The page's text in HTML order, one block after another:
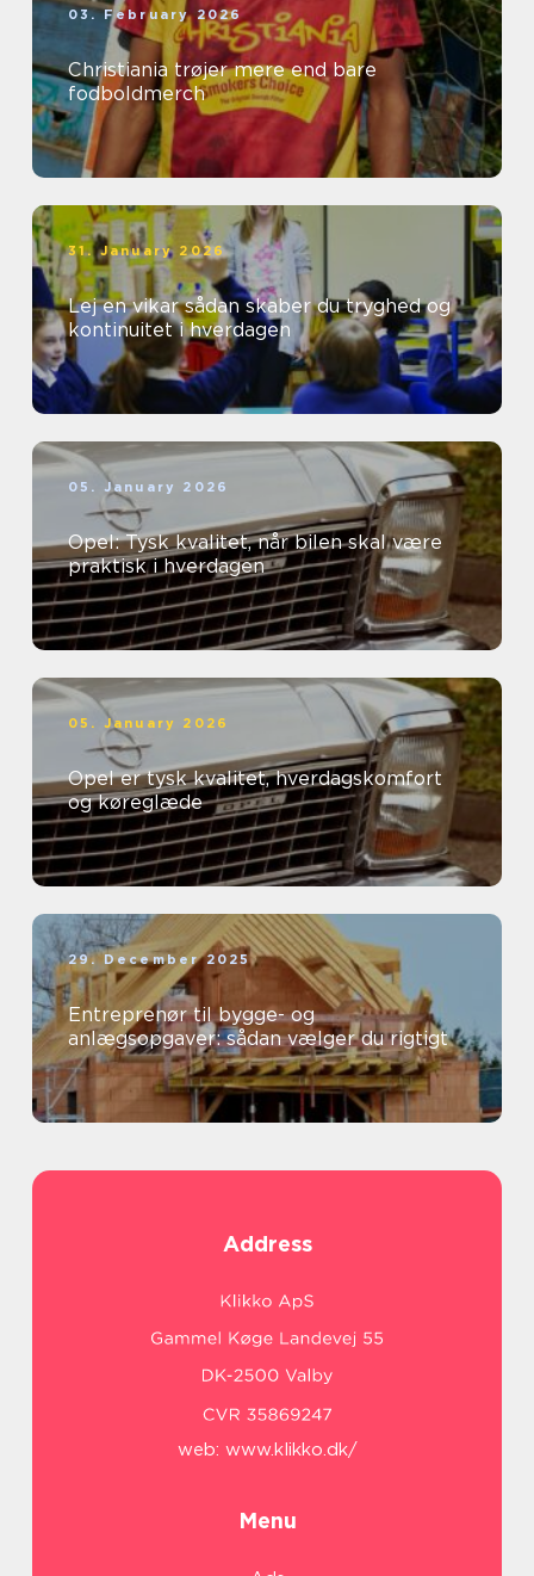
03. February 2026
Christiania trøjer mere end bare
fodboldmerch
31. January 2026
Lej en vikar sådan skaber du tryghed og
kontinuitet i hverdagen
05. January 2026
Opel: Tysk kvalitet, når bilen skal være
praktisk i hverdagen
05. January 2026
Opel er tysk kvalitet, hverdagskomfort
og køreglæde
29. December 2025
Entreprenør til bygge- og
anlægsopgaver: sådan vælger du rigtigt
Address
web: www.klikko.dk/
Menu